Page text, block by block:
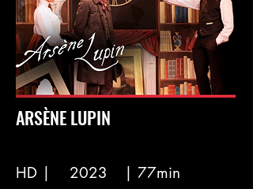
ARSÈNE LUPIN
HD | 2023 | 77min